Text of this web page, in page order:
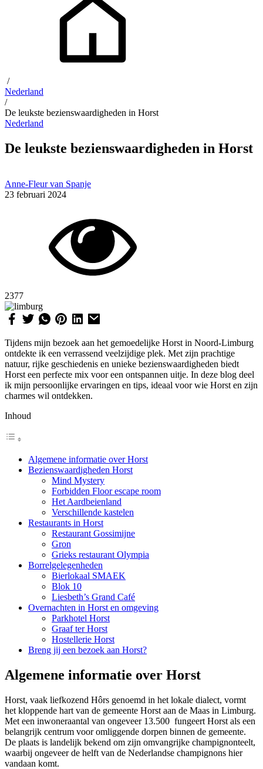
/
Nederland
/
De leukste bezienswaardigheden in Horst
Nederland
De leukste bezienswaardigheden in Horst
Anne-Fleur van Spanje
23 februari 2024
2377
Tijdens mijn bezoek aan het gemoedelijke Horst in Noord-Limburg
ontdekte ik een verrassend veelzijdige plek. Met zijn prachtige
natuur, rijke geschiedenis en unieke bezienswaardigheden biedt
Horst een perfecte mix voor een ontspannen uitje. In deze blog deel
ik mijn persoonlijke ervaringen en tips, ideaal voor wie Horst en zijn
charmes wil ontdekken.
Inhoud
Algemene informatie over Horst
Bezienswaardigheden Horst
Mind Mystery
Forbidden Floor escape room
Het Aardbeienland
Verschillende kastelen
Restaurants in Horst
Restaurant Gossimijne
Gron
Grieks restaurant Olympia
Borrelgelegenheden
Bierlokaal SMAEK
Blok 10
Liesbeth’s Grand Café
Overnachten in Horst en omgeving
Parkhotel Horst
Graaf ter Horst
Hostellerie Horst
Breng jij een bezoek aan Horst?
Algemene informatie over Horst
Horst, vaak liefkozend Hôrs genoemd in het lokale dialect, vormt
het kloppende hart van de gemeente Horst aan de Maas in Limburg.
Met een inwoneraantal van ongeveer 13.500 fungeert Horst als een
belangrijk centrum voor omliggende dorpen binnen de gemeente.
De plaats is landelijk bekend om zijn omvangrijke champignonteelt,
waarbij ongeveer de helft van de Nederlandse champignons hier
vandaan komt.